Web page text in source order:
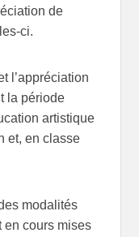
de
ci.
l’appréciation
la période
artistique
et, en classe
modalités
en cours mises